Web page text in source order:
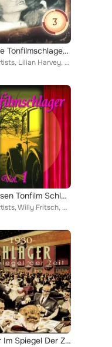
Deutsche Tonfilmschlager Vol. 3
Various Artists, Lilian Harvey, Liliane Haidt, Willy Fritsch, Hilde Hildebrand, Hans Albers, Heinz Rühmann, H. Rühmann - 0skar K...
Die Grossen Tonfilm Schlager Vol. 1
Various Artists, Willy Fritsch, Rosita Serrano, Marcel Wittrisch, Greta Keller & Walter Jurmann, Lizzi Waldmüller, Wilhelm Strie...
Schlager Im Spiegel Der Zeit – 1930